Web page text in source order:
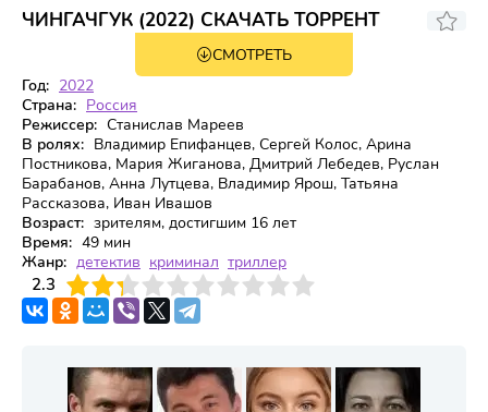
ЧИНГАЧГУК (2022) СКАЧАТЬ ТОРРЕНТ
1 сезон 20 серия
6,339
СМОТРЕТЬ
Год: 2022
Страна: Россия
Режиссер: Станислав Мареев
В ролях: Владимир Епифанцев, Сергей Колос, Арина
Постникова, Мария Жиганова, Дмитрий Лебедев, Руслан
Барабанов, Анна Лутцева, Владимир Ярош, Татьяна
Рассказова, Иван Ивашов
Возраст: зрителям, достигшим 16 лет
Время: 49 мин
Жанр: детектив криминал триллер
2.3
4 6 7 8 9 10